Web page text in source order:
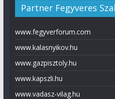
Partner Fegyveres
www.fegyverforum.com
www.kalasnyikov.hu
www.gazpisztoly.hu
www.kapszli.hu
www.vadasz-vilag.hu